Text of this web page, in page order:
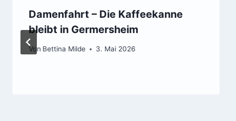
Damenfahrt – Die Kaffeekanne
bleibt in Germersheim
Von Bettina Milde 3. Mai 2026